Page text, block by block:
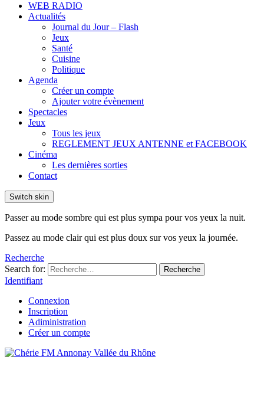
WEB RADIO
Actualités
Journal du Jour – Flash
Jeux
Santé
Cuisine
Politique
Agenda
Créer un compte
Ajouter votre évènement
Spectacles
Jeux
Tous les jeux
REGLEMENT JEUX ANTENNE et FACEBOOK
Cinéma
Les dernières sorties
Contact
Switch skin
Passer au mode sombre qui est plus sympa pour vos yeux la nuit.
Passez au mode clair qui est plus doux sur vos yeux la journée.
Recherche
Search for:
Recherche
Identifiant
Connexion
Inscription
Adiministration
Créer un compte